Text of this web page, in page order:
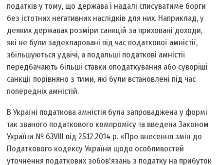
податків у тому, що держава і надалі списуватиме борги
без істотних негативних наслідків для них. Наприклад, у
деяких державах розміри санкцій за приховані доходи,
які не були задекларовані під час податкової амністії,
збільшуються удвічі, а подальші податкові амністії
передбачають більші ставки оподаткування або суворіші
санкції порівняно з тими, які були встановлені під час
попередніх амністій.
В Україні податкова амністія була запроваджена у формі
так званого податкового компромісу та введена Законом
України № 63­VIII від 25.12.2014 р. «Про внесення змін до
Податкового кодексу України щодо особливостей
уточнення податкових зобов'язань з податку на прибуток